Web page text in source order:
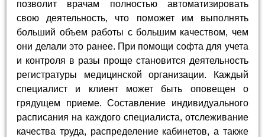
позволит врачам полностью автоматизировать
свою деятельность, что поможет им выполнять
больший объем работы с большим качеством, чем
они делали это ранее. При помощи софта для учета
и контроля в разы проще становится деятельность
регистратуры медицинской организации. Каждый
специалист и клиент может быть оповещен о
грядущем приеме. Составление индивидуального
расписания на каждого специалиста, отслеживание
качества труда, распределение кабинетов, а также